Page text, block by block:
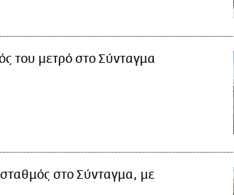
του μετρό στο Σύνταγμα
σταθμός στο Σύνταγμα, με